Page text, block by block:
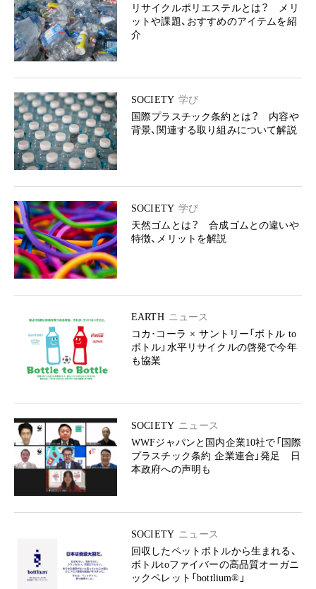
リサイクルポリエステルとは？ メリ
ットや課題、おすすめのアイテムを紹
介
SOCIETY 学び
国際プラスチック条約とは？ 内容や
背景、関連する取り組みについて解説
SOCIETY 学び
天然ゴムとは？ 合成ゴムとの違いや
特徴、メリットを解説
EARTH ニュース
コカ･コーラ × サントリー「ボトル to
ボトル」水平リサイクルの啓発で今年
も協業
SOCIETY ニュース
WWFジャパンと国内企業10社で「国際
プラスチック条約 企業連合」発足 日
本政府への声明も
SOCIETY ニュース
回収したペットボトルから生まれる、
ボトルtoファイバーの高品質オーガニ
ックペレット「bottlium®」